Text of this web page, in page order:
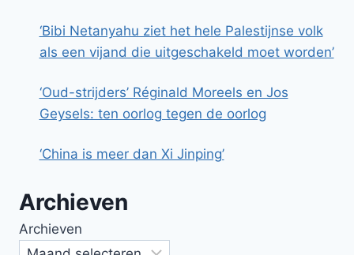
‘Bibi Netanyahu ziet het hele Palestijnse volk
als een vijand die uitgeschakeld moet worden’
‘Oud-strijders’ Réginald Moreels en Jos
Geysels: ten oorlog tegen de oorlog
‘China is meer dan Xi Jinping’
Archieven
Archieven